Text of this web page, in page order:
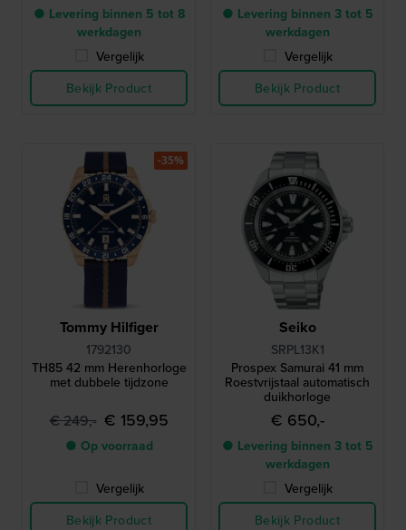
● Levering binnen 5 tot 8
werkdagen
Vergelijk
Bekijk Product
● Levering binnen 3 tot 5
werkdagen
Vergelijk
Bekijk Product
Tommy Hilfiger
1792130
TH85 42 mm Herenhorloge
met dubbele tijdzone
€ 249,- € 159,95
● Op voorraad
Vergelijk
Bekijk Product
-35%
Seiko
SRPL13K1
Prospex Samurai 41 mm
Roestvrijstaal automatisch
duikhorloge
€ 650,-
● Levering binnen 3 tot 5
werkdagen
Vergelijk
Bekijk Product